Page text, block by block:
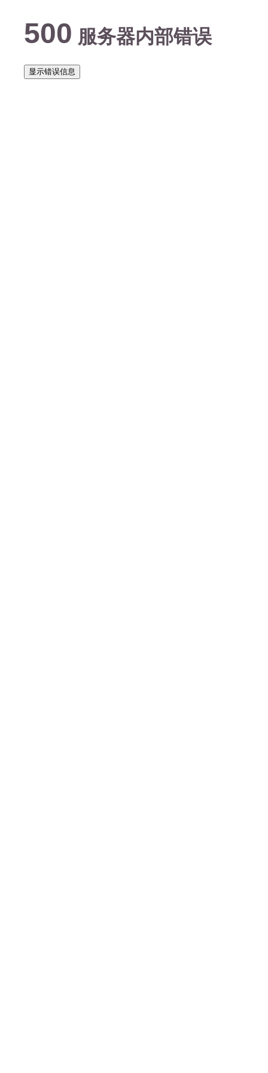
500 服务器内部错误